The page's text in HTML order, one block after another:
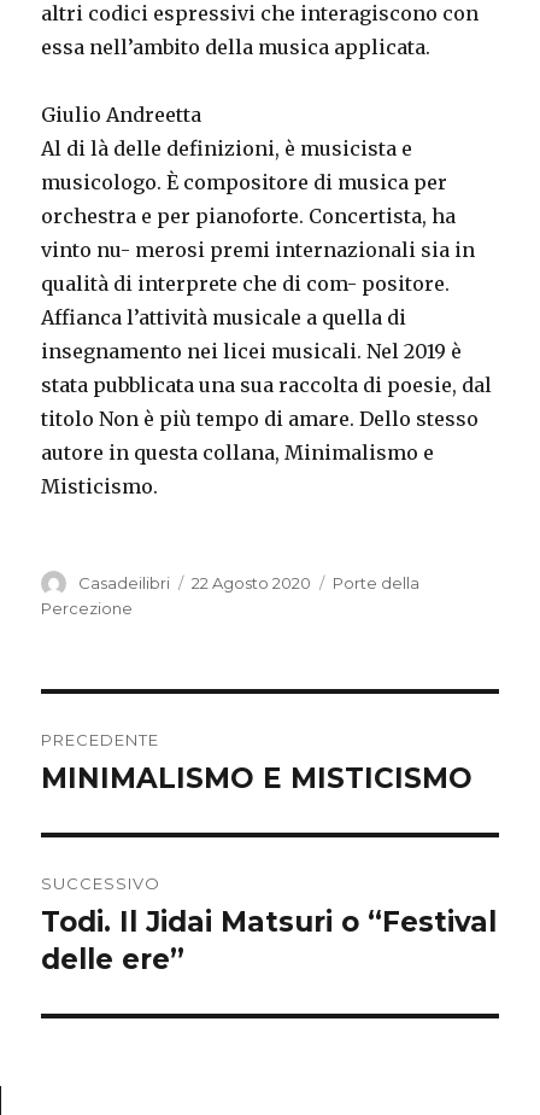
altri codici espressivi che interagiscono con
essa nell’ambito della musica applicata.
Giulio Andreetta
Al di là delle definizioni, è musicista e
musicologo. È compositore di musica per
orchestra e per pianoforte. Concertista, ha
vinto nu- merosi premi internazionali sia in
qualità di interprete che di com- positore.
Affianca l’attività musicale a quella di
insegnamento nei licei musicali. Nel 2019 è
stata pubblicata una sua raccolta di poesie, dal
titolo Non è più tempo di amare. Dello stesso
autore in questa collana, Minimalismo e
Misticismo.
Autore
Casadeilibri
Pubblicato
22 Agosto 2020 Categorie
Porte della
Percezione
articoli
PRECEDENTE
Articolo
MINIMALISMO E MISTICISMO
SUCCESSIVO
Articolo
successivo:
Todi. Il Jidai Matsuri o “Festival
delle ere”